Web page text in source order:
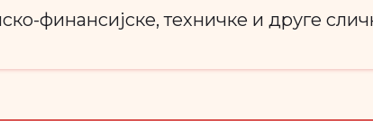
финансијске, техничке и друге